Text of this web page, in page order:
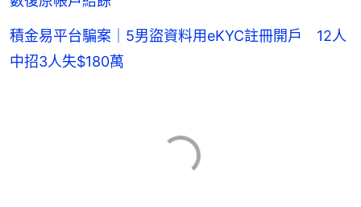
積金易平台騙案｜5男盜資料用eKYC註冊開戶 12人
中招3人失$180萬